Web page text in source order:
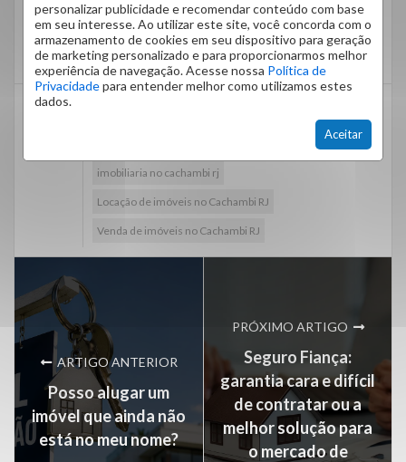
personalizar publicidade e recomendar conteúdo com base
em seu interesse. Ao utilizar este site, você concorda com o
armazenamento de cookies em seu dispositivo para geração
de marketing personalizado e para proporcionarmos melhor
experiência de navegação. Acesse nossa Política de
Privacidadepara entender melhor como utilizamos estes
dados.
Aceitar
Cliqueaqui, acesse nosso site e encontre o imóvel
que tanto procura!
imobiliaria no cachambi rj
Locação de imóveis no Cachambi RJ
Venda de imóveis no Cachambi RJ
ARTIGO ANTERIOR
Posso alugar um
imóvel que ainda não
está no meu nome?
PRÓXIMO ARTIGO
Seguro Fiança:
garantia cara e difícil
de contratar ou a
melhor solução para
o mercado de